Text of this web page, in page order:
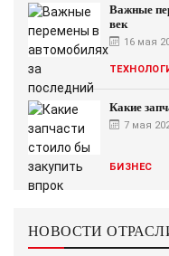
Важные
век
16 мая
Какие
7 мая
БИЗНЕС
НОВОСТИ